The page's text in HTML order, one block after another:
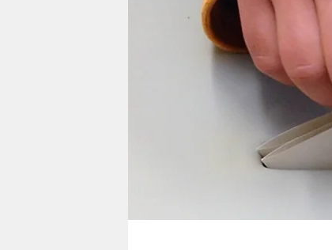
veranstaltungen
genossenschaft